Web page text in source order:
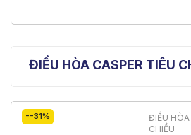
ĐIỀU HÒA CASPER TIÊU
--31%
ĐIỀU HÒA
CHIỀU